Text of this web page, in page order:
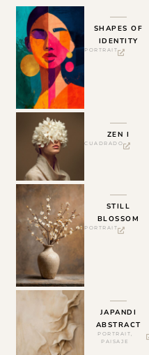
SHAPES OF
IDENTITY
PORTRAIT
ZEN I
CUADRADO
STILL
BLOSSOM
PORTRAIT
JAPANDI
ABSTRACT
PORTRAIT
PAISAJE